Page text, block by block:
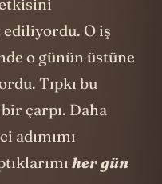
O iş
o günün üstüne
Tıpkı bu
çarpı. Daha
adımımı
her gün